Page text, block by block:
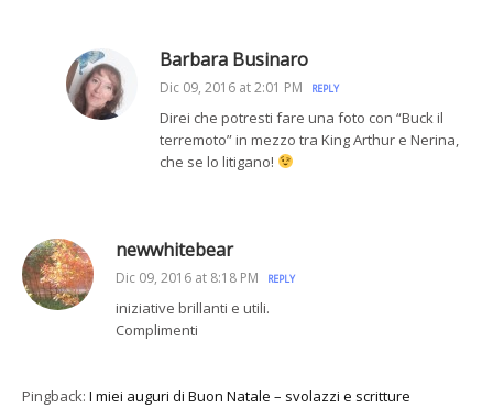
Barbara Businaro
Dic 09, 2016 at 2:01 PM REPLY
Direi che potresti fare una foto con “Buck il
terremoto” in mezzo tra King Arthur e Nerina,
che se lo litigano!
newwhitebear
Dic 09, 2016 at 8:18 PM REPLY
iniziative brillanti e utili.
Complimenti
Pingback: I miei auguri di Buon Natale – svolazzi e scritture